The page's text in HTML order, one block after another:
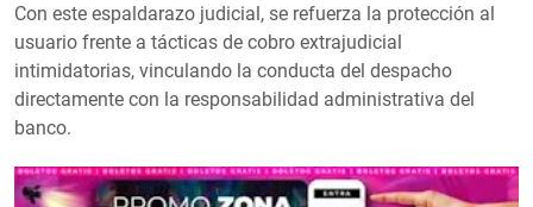
Con este espaldarazo judicial, se refuerza la protección al
usuario frente a tácticas de cobro extrajudicial
intimidatorias, vinculando la conducta del despacho
directamente con la responsabilidad administrativa del
banco.